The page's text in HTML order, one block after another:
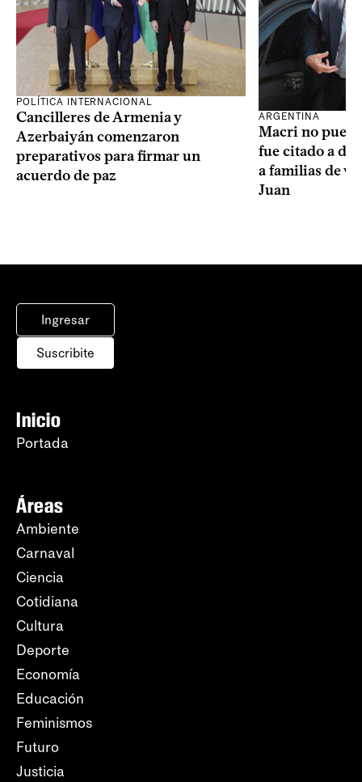
POLÍTICA INTERNACIONAL
Cancilleres de Armenia y
Azerbaiyán comenzaron
preparativos para firmar un
acuerdo de paz
ARGENTINA
Macri no
fue citado a
a familias de
Juan
Ingresar
Suscribite
Inicio
Portada
Áreas
Ambiente
Carnaval
Ciencia
Cotidiana
Cultura
Deporte
Economía
Educación
Feminismos
Futuro
Justicia